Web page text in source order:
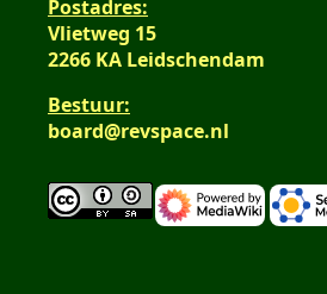
Postadres:
Vlietweg 15
2266 KA Leidschendam
Bestuur:
board@revspace.nl